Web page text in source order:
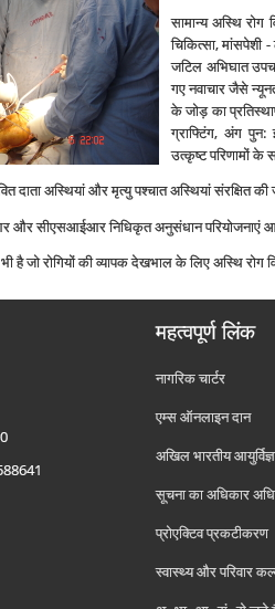
सामान्‍य अस्थि रोग
चिकित्‍सा, मांसपेशी
जटिल अभिघात
गए नवाचार जैसे
के जोड़ का
ग्राफ्टिंग, अंग पुन:
उत्‍कृष्‍ट परिणामों के
दाता अस्थियां और मृत्‍यु पश्‍चात अस्थियां संरक्षित
और सीएसआईआर निधिकृत अनुसंधान परियोजनाएं
है जो रोगियों की व्‍यापक देखभाल के लिए अस्थि रोग
महत्वपूर्ण लिंक
नागरिक चार्टर
एम्स ऑनलाइन दान
अखिल भारतीय
सूचना का अधिकार
प्रोएक्टिव प्रकटीकरण
स्वास्थ्य और परिवार